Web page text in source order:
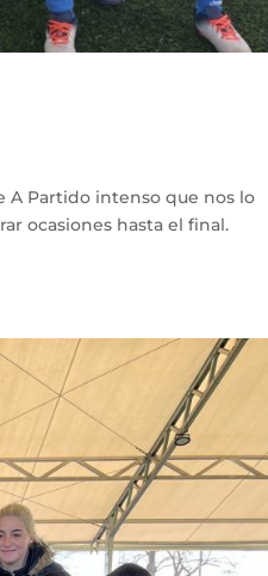
A Partido intenso que nos lo
ocasiones hasta el final.